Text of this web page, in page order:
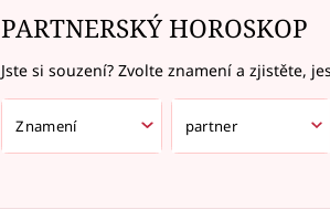
PARTNERSKÝ HOROSKOP
Jste si souzení? Zvolte znamení a zjistěte,